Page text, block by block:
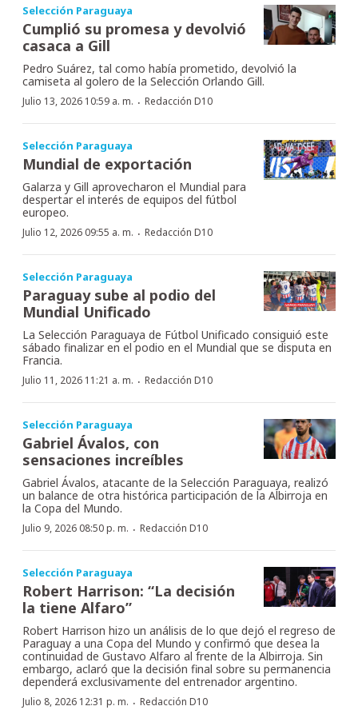
Selección Paraguaya
Cumplió su promesa y devolvió
casaca a Gill
Pedro Suárez, tal como había prometido, devolvió la
camiseta al golero de la Selección Orlando Gill.
Julio 13, 2026 10:59 a. m. · Redacción D10
Selección Paraguaya
Mundial de exportación
Galarza y Gill aprovecharon el Mundial para
despertar el interés de equipos del fútbol
europeo.
Julio 12, 2026 09:55 a. m. · Redacción D10
Selección Paraguaya
Paraguay sube al podio del
Mundial Unificado
La Selección Paraguaya de Fútbol Unificado consiguió este
sábado finalizar en el podio en el Mundial que se disputa en
Francia.
Julio 11, 2026 11:21 a. m. · Redacción D10
Selección Paraguaya
Gabriel Ávalos, con
sensaciones increíbles
Gabriel Ávalos, atacante de la Selección Paraguaya, realizó
un balance de otra histórica participación de la Albirroja en
la Copa del Mundo.
Julio 9, 2026 08:50 p. m. · Redacción D10
Selección Paraguaya
Robert Harrison: “La decisión
la tiene Alfaro”
Robert Harrison hizo un análisis de lo que dejó el regreso de
Paraguay a una Copa del Mundo y confirmó que desea la
continuidad de Gustavo Alfaro al frente de la Albirroja. Sin
embargo, aclaró que la decisión final sobre su permanencia
dependerá exclusivamente del entrenador argentino.
Julio 8, 2026 12:31 p. m. · Redacción D10